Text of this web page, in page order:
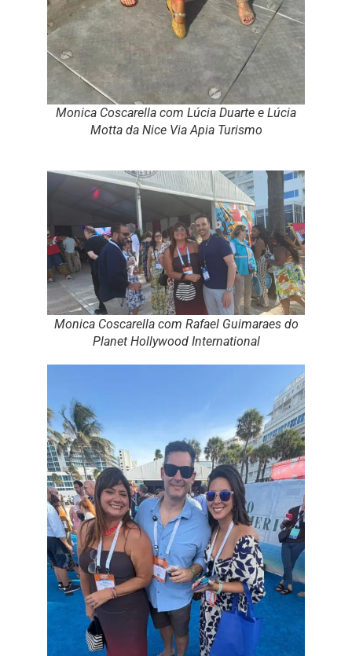
Monica Coscarella com Lúcia Duarte e Lúcia
Motta da Nice Via Apia Turismo
Monica Coscarella com Rafael Guimaraes do
Planet Hollywood International